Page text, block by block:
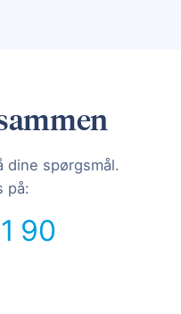
dine spørgsmål.
på:
90